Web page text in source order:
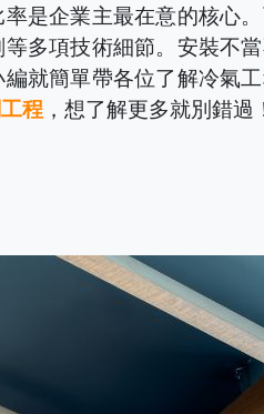
是企業主最在意的核心
多項技術細節。安裝不
就簡單帶各位了解冷氣
程 ，想了解更多就別錯過